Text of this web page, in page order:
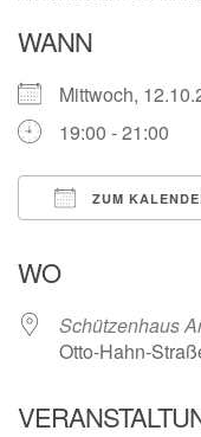
WANN
Mittwoch,
19:00 - 21:00
ZUM
WO
Schützenhaus
Otto-Hahn-